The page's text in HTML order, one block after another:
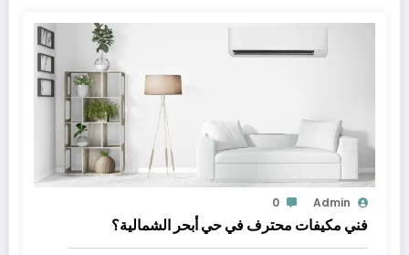
Admin
0
فني مكيفات محترف في حي أبحر الشمالية؟